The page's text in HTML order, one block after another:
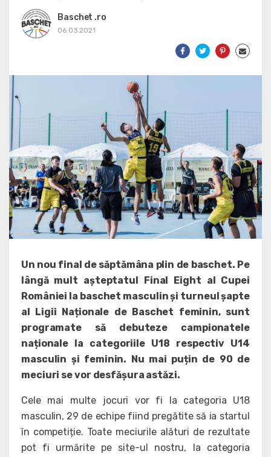
Baschet .ro
06.03.2021
Un nou final de săptămâna plin de baschet. Pe
lângă mult așteptatul Final Eight al Cupei
României la baschet masculin și turneul șapte
al Ligii Naționale de Baschet feminin, sunt
programate să debuteze campionatele
naționale la categoriile U18 respectiv U14
masculin și feminin. Nu mai puțin de 90 de
meciuri se vor desfășura astăzi.
Cele mai multe jocuri vor fi la categoria U18
masculin, 29 de echipe fiind pregătite să ia startul
în competiție. Toate meciurile alături de rezultate
pot fi urmărite pe site-ul nostru, la categoria